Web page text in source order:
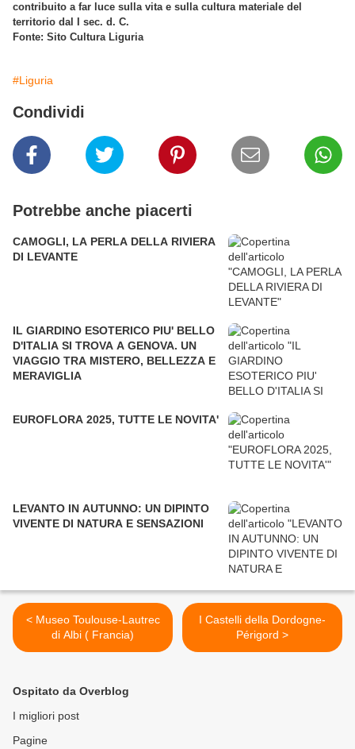
contribuito a far luce sulla vita e sulla cultura materiale del
territorio dal I sec. d. C.
Fonte: Sito Cultura Liguria
#Liguria
Condividi
Potrebbe anche piacerti
CAMOGLI, LA PERLA DELLA RIVIERA
DI LEVANTE
IL GIARDINO ESOTERICO PIU' BELLO
D'ITALIA SI TROVA A GENOVA. UN
VIAGGIO TRA MISTERO, BELLEZZA E
MERAVIGLIA
EUROFLORA 2025, TUTTE LE NOVITA'
LEVANTO IN AUTUNNO: UN DIPINTO
VIVENTE DI NATURA E SENSAZIONI
< Museo Toulouse-Lautrec
di Albi ( Francia)
I Castelli della Dordogne-
Périgord >
Ospitato da Overblog
I migliori post
Pagine